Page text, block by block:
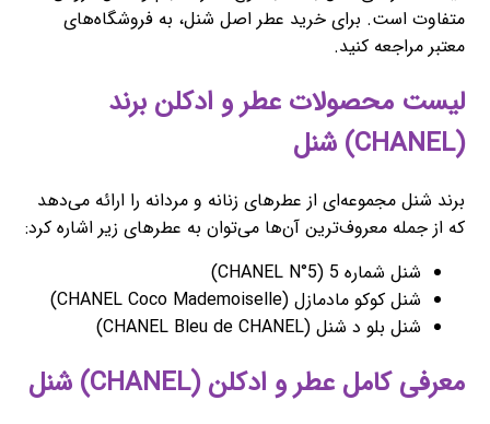
متفاوت است. برای خرید عطر اصل شنل، به فروشگاه‌های
معتبر مراجعه کنید.
لیست محصولات عطر و ادکلن برند
(CHANEL) شنل
برند شنل مجموعه‌ای از عطرهای زنانه و مردانه را ارائه می‌دهد
که از جمله معروف‌ترین آن‌ها می‌توان به عطرهای زیر اشاره کرد:
شنل شماره 5 (CHANEL N°5)
شنل کوکو مادمازل (CHANEL Coco Mademoiselle)
شنل بلو د شنل (CHANEL Bleu de CHANEL)
معرفی کامل عطر و ادکلن (CHANEL) شنل